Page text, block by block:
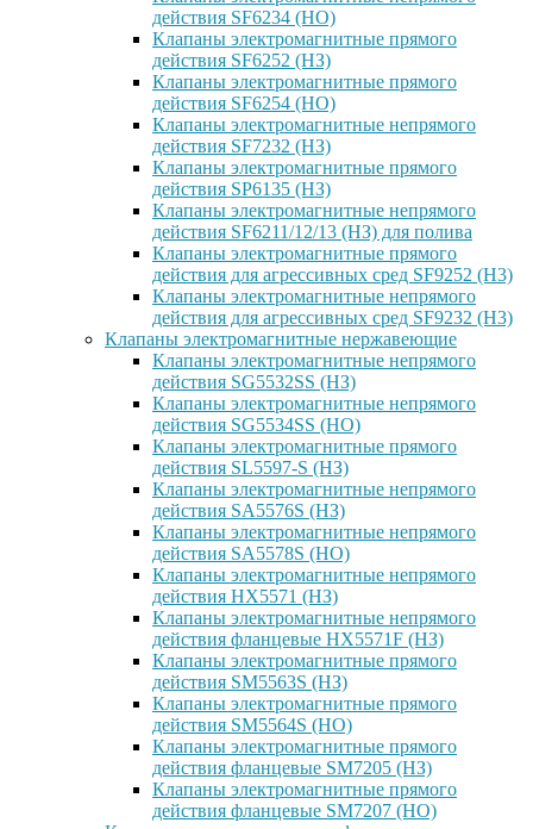
действия SF6234 (НО)
Клапаны электромагнитные прямого
действия SF6252 (НЗ)
Клапаны электромагнитные прямого
действия SF6254 (НО)
Клапаны электромагнитные непрямого
действия SF7232 (НЗ)
Клапаны электромагнитные прямого
действия SP6135 (НЗ)
Клапаны электромагнитные непрямого
действия SF6211/12/13 (НЗ) для полива
Клапаны электромагнитные прямого
действия для агрессивных сред SF9252 (H3)
Клапаны электромагнитные непрямого
действия для агрессивных сред SF9232 (H3)
Клапаны электромагнитные нержавеющие
Клапаны электромагнитные непрямого
действия SG5532SS (НЗ)
Клапаны электромагнитные непрямого
действия SG5534SS (НО)
Клапаны электромагнитные прямого
действия SL5597-S (НЗ)
Клапаны электромагнитные непрямого
действия SA5576S (НЗ)
Клапаны электромагнитные непрямого
действия SA5578S (НО)
Клапаны электромагнитные непрямого
действия HX5571 (НЗ)
Клапаны электромагнитные непрямого
действия фланцевые HX5571F (НЗ)
Клапаны электромагнитные прямого
действия SM5563S (НЗ)
Клапаны электромагнитные прямого
действия SM5564S (НО)
Клапаны электромагнитные прямого
действия фланцевые SM7205 (НЗ)
Клапаны электромагнитные прямого
действия фланцевые SM7207 (НО)